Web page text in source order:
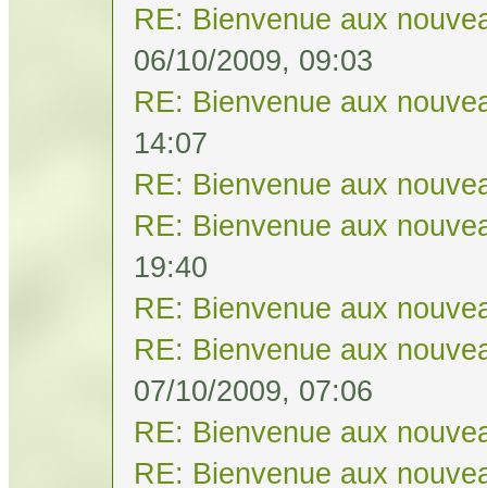
RE: Bienvenue aux
06/10/2009, 09:03
RE: Bienvenue aux
14:07
RE: Bienvenue aux
RE: Bienvenue aux
19:40
RE: Bienvenue aux
RE: Bienvenue aux
07/10/2009, 07:06
RE: Bienvenue aux
RE: Bienvenue aux